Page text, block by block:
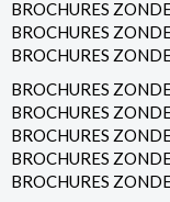
BROCHURES
BROCHURES
BROCHURES
BROCHURES
BROCHURES
BROCHURES
BROCHURES
BROCHURES